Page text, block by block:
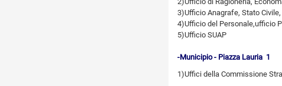
3)Ufficio Anagrafe, Stato
4)Ufficio del
5)Ufficio SUAP
-Municipio - Piazza Lauria 1
1)Uffici della Commissione